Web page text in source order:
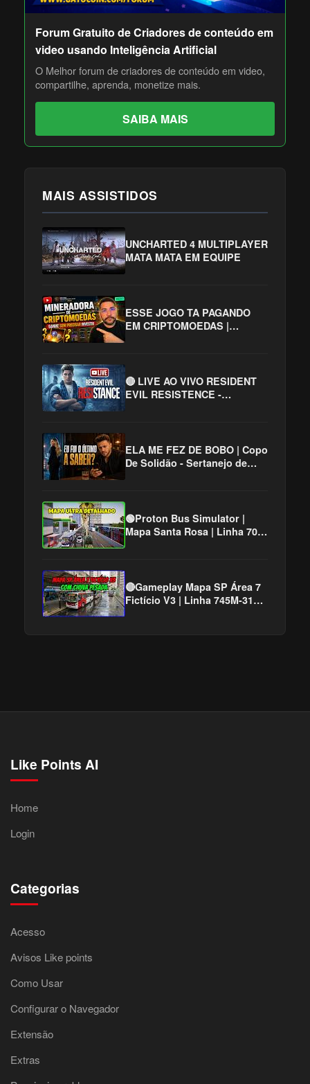
Forum Gratuito de Criadores de conteúdo em
video usando Inteligência Artificial
O Melhor forum de criadores de conteúdo em video,
compartilhe, aprenda, monetize mais.
SAIBA MAIS
MAIS ASSISTIDOS
UNCHARTED 4 MULTIPLAYER
MATA MATA EM EQUIPE
ESSE JOGO TA PAGANDO
EM CRIPTOMOEDAS |
🔴 LIVE AO VIVO RESIDENT
EVIL RESISTENCE -
ELA ME FEZ DE BOBO | Copo
De Solidão - Sertanejo de
🟢Proton Bus Simulator |
Mapa Santa Rosa | Linha 703
🔴Gameplay Mapa SP Área 7
Fictício V3 | Linha 745M-31
Like Points AI
Home
Login
Categorias
Acesso
Avisos Like points
Como Usar
Configurar o Navegador
Extensão
Extras